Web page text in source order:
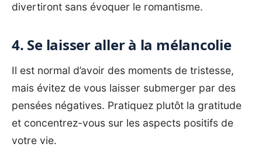
divertiront sans évoquer le romantisme.
4. Se laisser aller à la mélancolie
Il est normal d’avoir des moments de tristesse,
mais évitez de vous laisser submerger par des
pensées négatives. Pratiquez plutôt la gratitude
et concentrez-vous sur les aspects positifs de
votre vie.